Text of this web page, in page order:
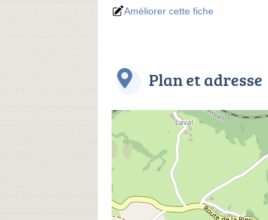
Améliorer cette fiche
Plan et adresse